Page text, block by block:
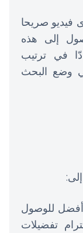
فيديو صريحا
إلى هذه
في ترتيب
وضع البحث
للوصول
تفضيلات